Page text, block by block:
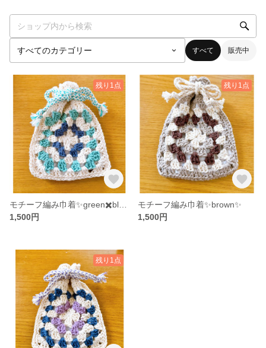
すべて 販売中
残り1点
1,500円
残り1点
モチーフ編み巾着✨brown✨
1,500円
残り1点